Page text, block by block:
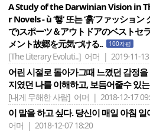
A Study of the Darwinian Vision in
r Novels - ù ‘햏‘ 또는 ‘훍‘ファッショ
で)スポーツ＆アウトドアのベストセ
メント故郷を元気づける..
100자평
[The Literary Evoluti..] 어머 | 2019-11-13
어린 시절로 돌아가그때 느꼈던 감정
지였던 나를 이해하고, 보듬어줄수 있
[내게 무해한 사람] 어머 | 2018-12-17
이 말을 하고 싶다. 당신이 매일 아침 일
어머 | 2018-12-07 18:20